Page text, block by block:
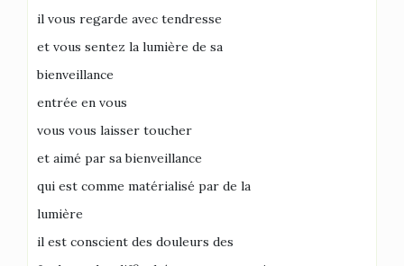
il vous regarde avec tendresse
et vous sentez la lumière de sa
bienveillance
entrée en vous
vous vous laisser toucher
et aimé par sa bienveillance
qui est comme matérialisé par de la
lumière
il est conscient des douleurs des